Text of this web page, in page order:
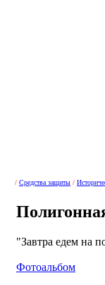
/ Средства защиты /
"Завтра едем на
Фотоальбом